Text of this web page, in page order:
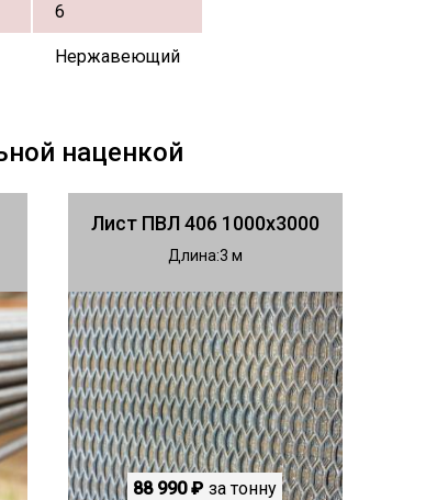
6
Нержавеющий
наценкой
Лист ПВЛ 406 1000х3000
Длина 3
88 990 ₽ за тонну